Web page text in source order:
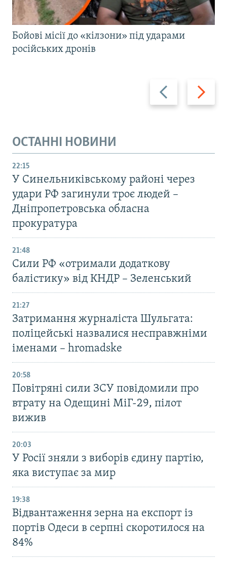
Назад Вперед
Бойові місії до «кілзони» під ударами
російських дронів
ОСТАННІ НОВИНИ
22:15
У Синельниківському районі через
удари РФ загинули троє людей –
Дніпропетровська обласна
прокуратура
21:48
Сили РФ «отримали додаткову
балістику» від КНДР – Зеленський
21:27
Затримання журналіста Шульгата:
поліцейські назвалися несправжніми
іменами – hromadske
20:58
Повітряні сили ЗСУ повідомили про
втрату на Одещині МіГ-29, пілот
вижив
20:03
У Росії зняли з виборів єдину партію,
яка виступає за мир
19:38
Відвантаження зерна на експорт із
портів Одеси в серпні скоротилося на
84%